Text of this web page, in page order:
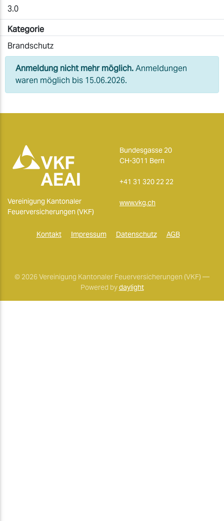
3.0
Kategorie
Brandschutz
Anmeldung nicht mehr möglich.Anmeldungen
waren möglich bis 15.06.2026.
Vereinigung Kantonaler
Feuerversicherungen (VKF)
Bundesgasse 20
CH-3011 Bern
+41 31 320 22 22
www.vkg.ch
Kontakt Impressum Datenschutz AGB
© 2026 Vereinigung Kantonaler Feuerversicherungen (VKF) —
Powered bydaylight